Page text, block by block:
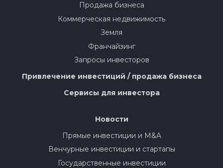
Продажа бизнеса
Коммерческая недвижимость
Земля
Франчайзинг
Запросы инвесторов
Привлечение инвестиций / продажа бизнеса
Сервисы для инвестора
Новости
Прямые инвестиции и M&A
Венчурные инвестиции и стартапы
Государственные инвестиции